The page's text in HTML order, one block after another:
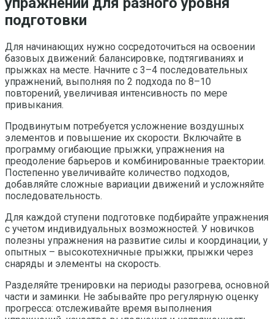
подготовки
Для начинающих нужно сосредоточиться на освоении
базовых движений: балансировке, подтягиваниях и
прыжках на месте. Начните с 3–4 последовательных
упражнений, выполняя по 2 подхода по 8–10
повторений, увеличивая интенсивность по мере
привыкания.
Продвинутым потребуется усложнение воздушных
элементов и повышение их скорости. Включайте в
программу огибающие прыжки, упражнения на
преодоление барьеров и комбинированные траектории.
Постепенно увеличивайте количество подходов,
добавляйте сложные вариации движений и усложняйте
последовательность.
Для каждой ступени подготовке подбирайте упражнения
с учетом индивидуальных возможностей. У новичков
полезны упражнения на развитие силы и координации, у
опытных – высокотехничные прыжки, прыжки через
снаряды и элементы на скорость.
Разделяйте тренировки на периоды разогрева, основной
части и заминки. Не забывайте про регулярную оценку
прогресса: отслеживайте время выполнения